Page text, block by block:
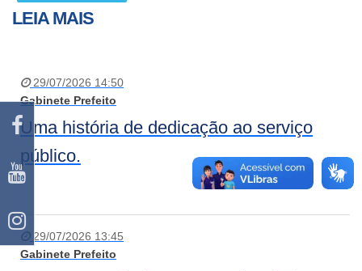
LEIA MAIS
29/07/2026 14:50
Gabinete Prefeito
Uma história de dedicação ao serviço
público.
29/07/2026 13:45
Gabinete Prefeito